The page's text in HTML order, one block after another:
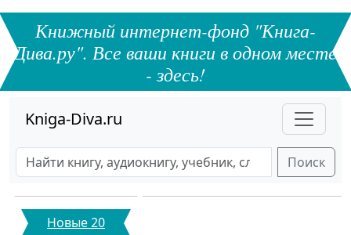
Книжный интернет-фонд "Книга-
Дива.ру". Все ваши книги в одном месте
- здесь!
Kniga-Diva.ru
Поиск
Новые 20